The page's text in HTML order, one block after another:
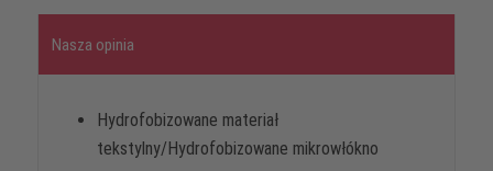
Nasza opinia
Hydrofobizowane materiał
tekstylny/Hydrofobizowane mikrowłókno